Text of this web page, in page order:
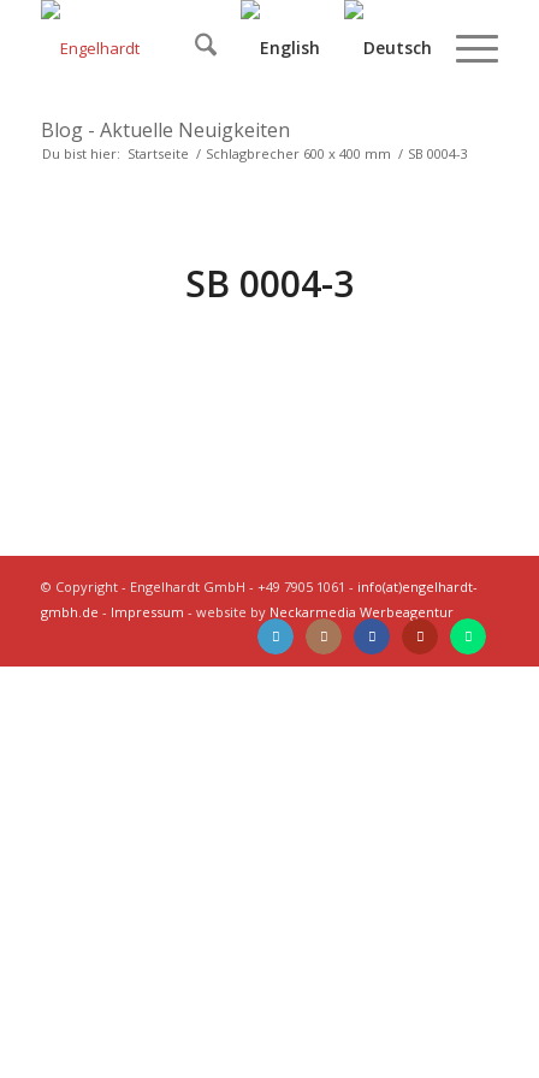
Blog - Aktuelle Neuigkeiten
Du bist hier: Startseite / Schlagbrecher 600 x 400 mm / SB 0004-3
SB 0004-3
© Copyright - Engelhardt GmbH - +49 7905 1061 - info(at)engelhardt-
gmbh.de - Impressum - website by Neckarmedia Werbeagentur